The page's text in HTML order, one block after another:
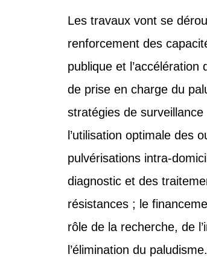
Les travaux vont se
renforcement des
publique et
de prise en charge du
stratégies de
l’utilisation optimale des
pulvérisations
diagnostic et des
résistances ; le
rôle de la recherche, de
l’élimination du paludisme.